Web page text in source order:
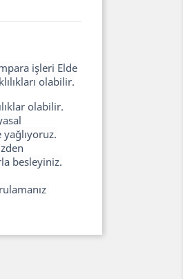
işleri Elde
olabilir.
olabilir.
yağlıyoruz.
besleyiniz.